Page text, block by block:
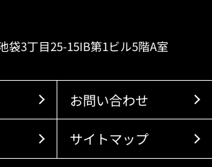
袋3丁目25-15IB第1ビル5階A室
お問い合わせ
サイトマップ